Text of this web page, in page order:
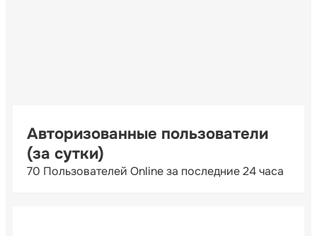
Авторизованные пользователи
(за сутки)
70 Пользователей Online за последние 24 часа